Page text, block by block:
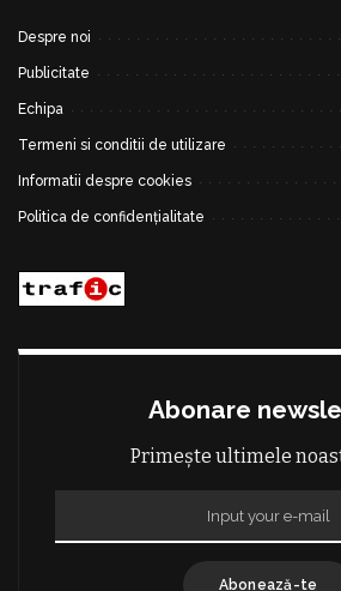
Despre noi
Publicitate
Echipa
Termeni si conditii de utilizare
Informatii despre cookies
Politica de confidențialitate
Abonare
Primește ultimele
Abonează-te